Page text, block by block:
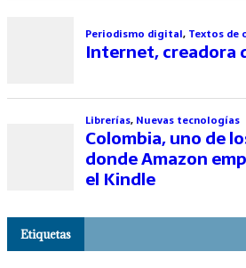
Etiquetas